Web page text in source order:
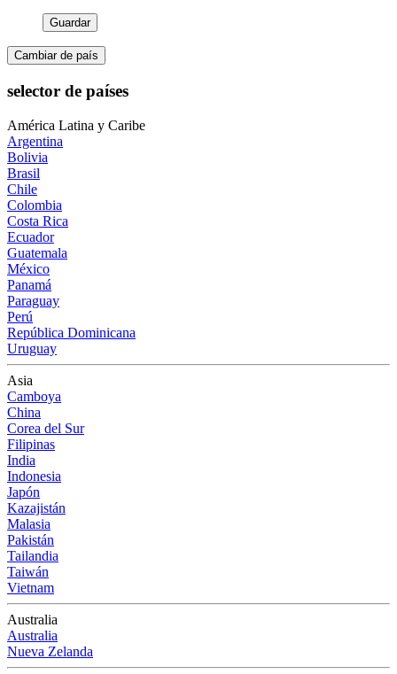
Guardar
Cambiar de país
selector de países
América Latina y Caribe
Argentina
Bolivia
Brasil
Chile
Colombia
Costa Rica
Ecuador
Guatemala
México
Panamá
Paraguay
Perú
República Dominicana
Uruguay
Asia
Camboya
China
Corea del Sur
Filipinas
India
Indonesia
Japón
Kazajistán
Malasia
Pakistán
Tailandia
Taiwán
Vietnam
Australia
Australia
Nueva Zelanda